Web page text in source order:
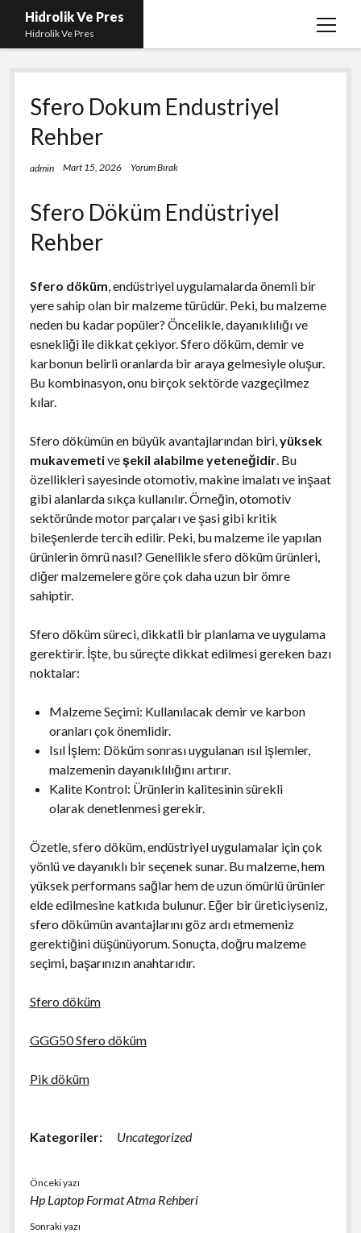
Hidrolik Ve Pres
Hidrolik Ve Pres
menüyü
Sfero Dokum Endustriyel
Rehber
admin Mart 15, 2026 Yorum Bırak
Sfero Döküm Endüstriyel
Rehber
Sfero döküm, endüstriyel uygulamalarda önemli bir
yere sahip olan bir malzeme türüdür. Peki, bu malzeme
neden bu kadar popüler? Öncelikle, dayanıklılığı ve
esnekliği ile dikkat çekiyor. Sfero döküm, demir ve
karbonun belirli oranlarda bir araya gelmesiyle oluşur.
Bu kombinasyon, onu birçok sektörde vazgeçilmez
kılar.
Sfero dökümün en büyük avantajlarından biri,yüksek
mukavemetiveşekil alabilme yeteneğidir. Bu
özellikleri sayesinde otomotiv, makine imalatı ve inşaat
gibi alanlarda sıkça kullanılır. Örneğin, otomotiv
sektöründe motor parçaları ve şasi gibi kritik
bileşenlerde tercih edilir. Peki, bu malzeme ile yapılan
ürünlerin ömrü nasıl? Genellikle sfero döküm ürünleri,
diğer malzemelere göre çok daha uzun bir ömre
sahiptir.
Sfero döküm süreci, dikkatli bir planlama ve uygulama
gerektirir. İşte, bu süreçte dikkat edilmesi gereken bazı
noktalar:
Malzeme Seçimi: Kullanılacak demir ve karbon
oranları çok önemlidir.
Isıl İşlem: Döküm sonrası uygulanan ısıl işlemler,
malzemenin dayanıklılığını artırır.
Kalite Kontrol: Ürünlerin kalitesinin sürekli
olarak denetlenmesi gerekir.
Özetle, sfero döküm, endüstriyel uygulamalar için çok
yönlü ve dayanıklı bir seçenek sunar. Bu malzeme, hem
yüksek performans sağlar hem de uzun ömürlü ürünler
elde edilmesine katkıda bulunur. Eğer bir üreticiyseniz,
sfero dökümün avantajlarını göz ardı etmemeniz
gerektiğini düşünüyorum. Sonuçta, doğru malzeme
seçimi, başarınızın anahtarıdır.
Sfero döküm
GGG50 Sfero döküm
Pik döküm
Kategoriler: Uncategorized
Önceki yazı
Hp Laptop Format Atma Rehberi
Sonraki yazı